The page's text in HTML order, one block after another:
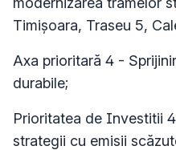
Timişoara, Traseu 5,
Axa prioritară 4 -
durabile;
Prioritatea de Investitii
strategii cu emisii